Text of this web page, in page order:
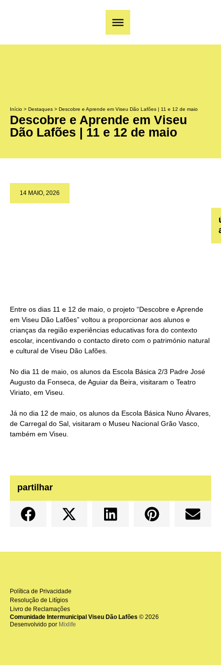
Início > Destaques > Descobre e Aprende em Viseu Dão Lafões | 11 e 12 de maio
Descobre e Aprende em Viseu
Dão Lafões | 11 e 12 de maio
14 MAIO, 2026
Entre os dias 11 e 12 de maio, o projeto “Descobre e Aprende
em Viseu Dão Lafões” voltou a proporcionar aos alunos e
crianças da região experiências educativas fora do contexto
escolar, incentivando o contacto direto com o património natural
e cultural de Viseu Dão Lafões.
No dia 11 de maio, os alunos da Escola Básica 2/3 Padre José
Augusto da Fonseca, de Aguiar da Beira, visitaram o Teatro
Viriato, em Viseu.
Já no dia 12 de maio, os alunos da Escola Básica Nuno Álvares,
de Carregal do Sal, visitaram o Museu Nacional Grão Vasco,
também em Viseu.
partilhar
Política de Privacidade
Resolução de Litígios
Livro de Reclamações
Comunidade Intermunicipal Viseu Dão Lafões © 2026
Desenvolvido por Mixlife